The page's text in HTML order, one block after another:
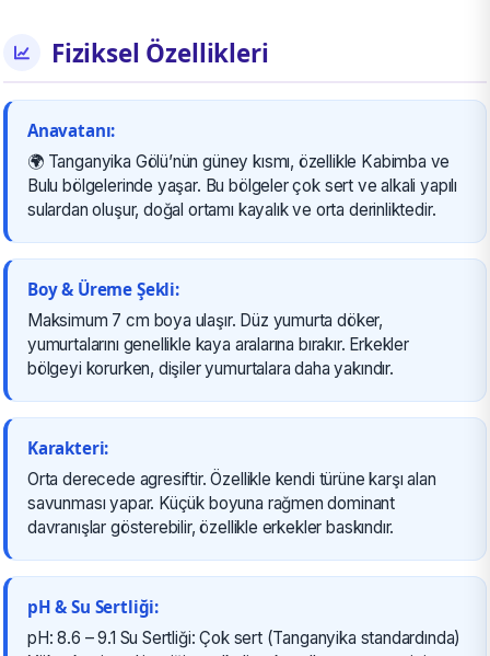
Fiziksel Özellikleri
Anavatanı:
🌍 Tanganyika Gölü’nün güney kısmı, özellikle Kabimba ve
Bulu bölgelerinde yaşar. Bu bölgeler çok sert ve alkali yapılı
sulardan oluşur, doğal ortamı kayalık ve orta derinliktedir.
Boy & Üreme Şekli:
Maksimum 7 cm boya ulaşır. Düz yumurta döker,
yumurtalarını genellikle kaya aralarına bırakır. Erkekler
bölgeyi korurken, dişiler yumurtalara daha yakındır.
Karakteri:
Orta derecede agresiftir. Özellikle kendi türüne karşı alan
savunması yapar. Küçük boyuna rağmen dominant
davranışlar gösterebilir, özellikle erkekler baskındır.
pH & Su Sertliği:
pH: 8.6 – 9.1 Su Sertliği: Çok sert (Tanganyika standardında)